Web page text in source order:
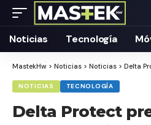
Noticias Tecnología
MastekHw > Noticias > Noticias > Delta Protect
NOTICIAS TECNOLOGÍA
Delta Protect